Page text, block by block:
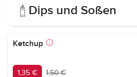
Dips und Soßen
Ketchup
1,35 € 1,50 €